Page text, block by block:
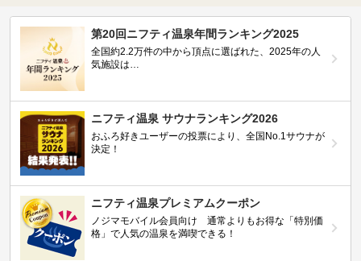
第20回ニフティ温泉年間ランキング2025
全国約2.2万件の中から頂点に選ばれた、2025年の人
気施設は…
ニフティ温泉 サウナランキング2026
おふろ好きユーザーの投票により、全国No.1サウナが
決定！
ニフティ温泉プレミアムクーポン
ノジマモバイル会員向け 通常よりもお得な「特別価
格」で人気の温泉を満喫できる！